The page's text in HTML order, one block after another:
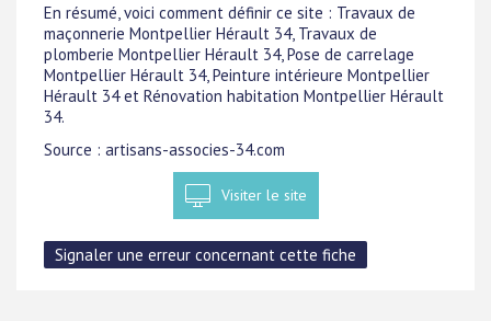
En résumé, voici comment définir ce site : Travaux de
maçonnerie Montpellier Hérault 34, Travaux de
plomberie Montpellier Hérault 34, Pose de carrelage
Montpellier Hérault 34, Peinture intérieure Montpellier
Hérault 34 et Rénovation habitation Montpellier Hérault
34.
Source : artisans-associes-34.com
Visiter le site